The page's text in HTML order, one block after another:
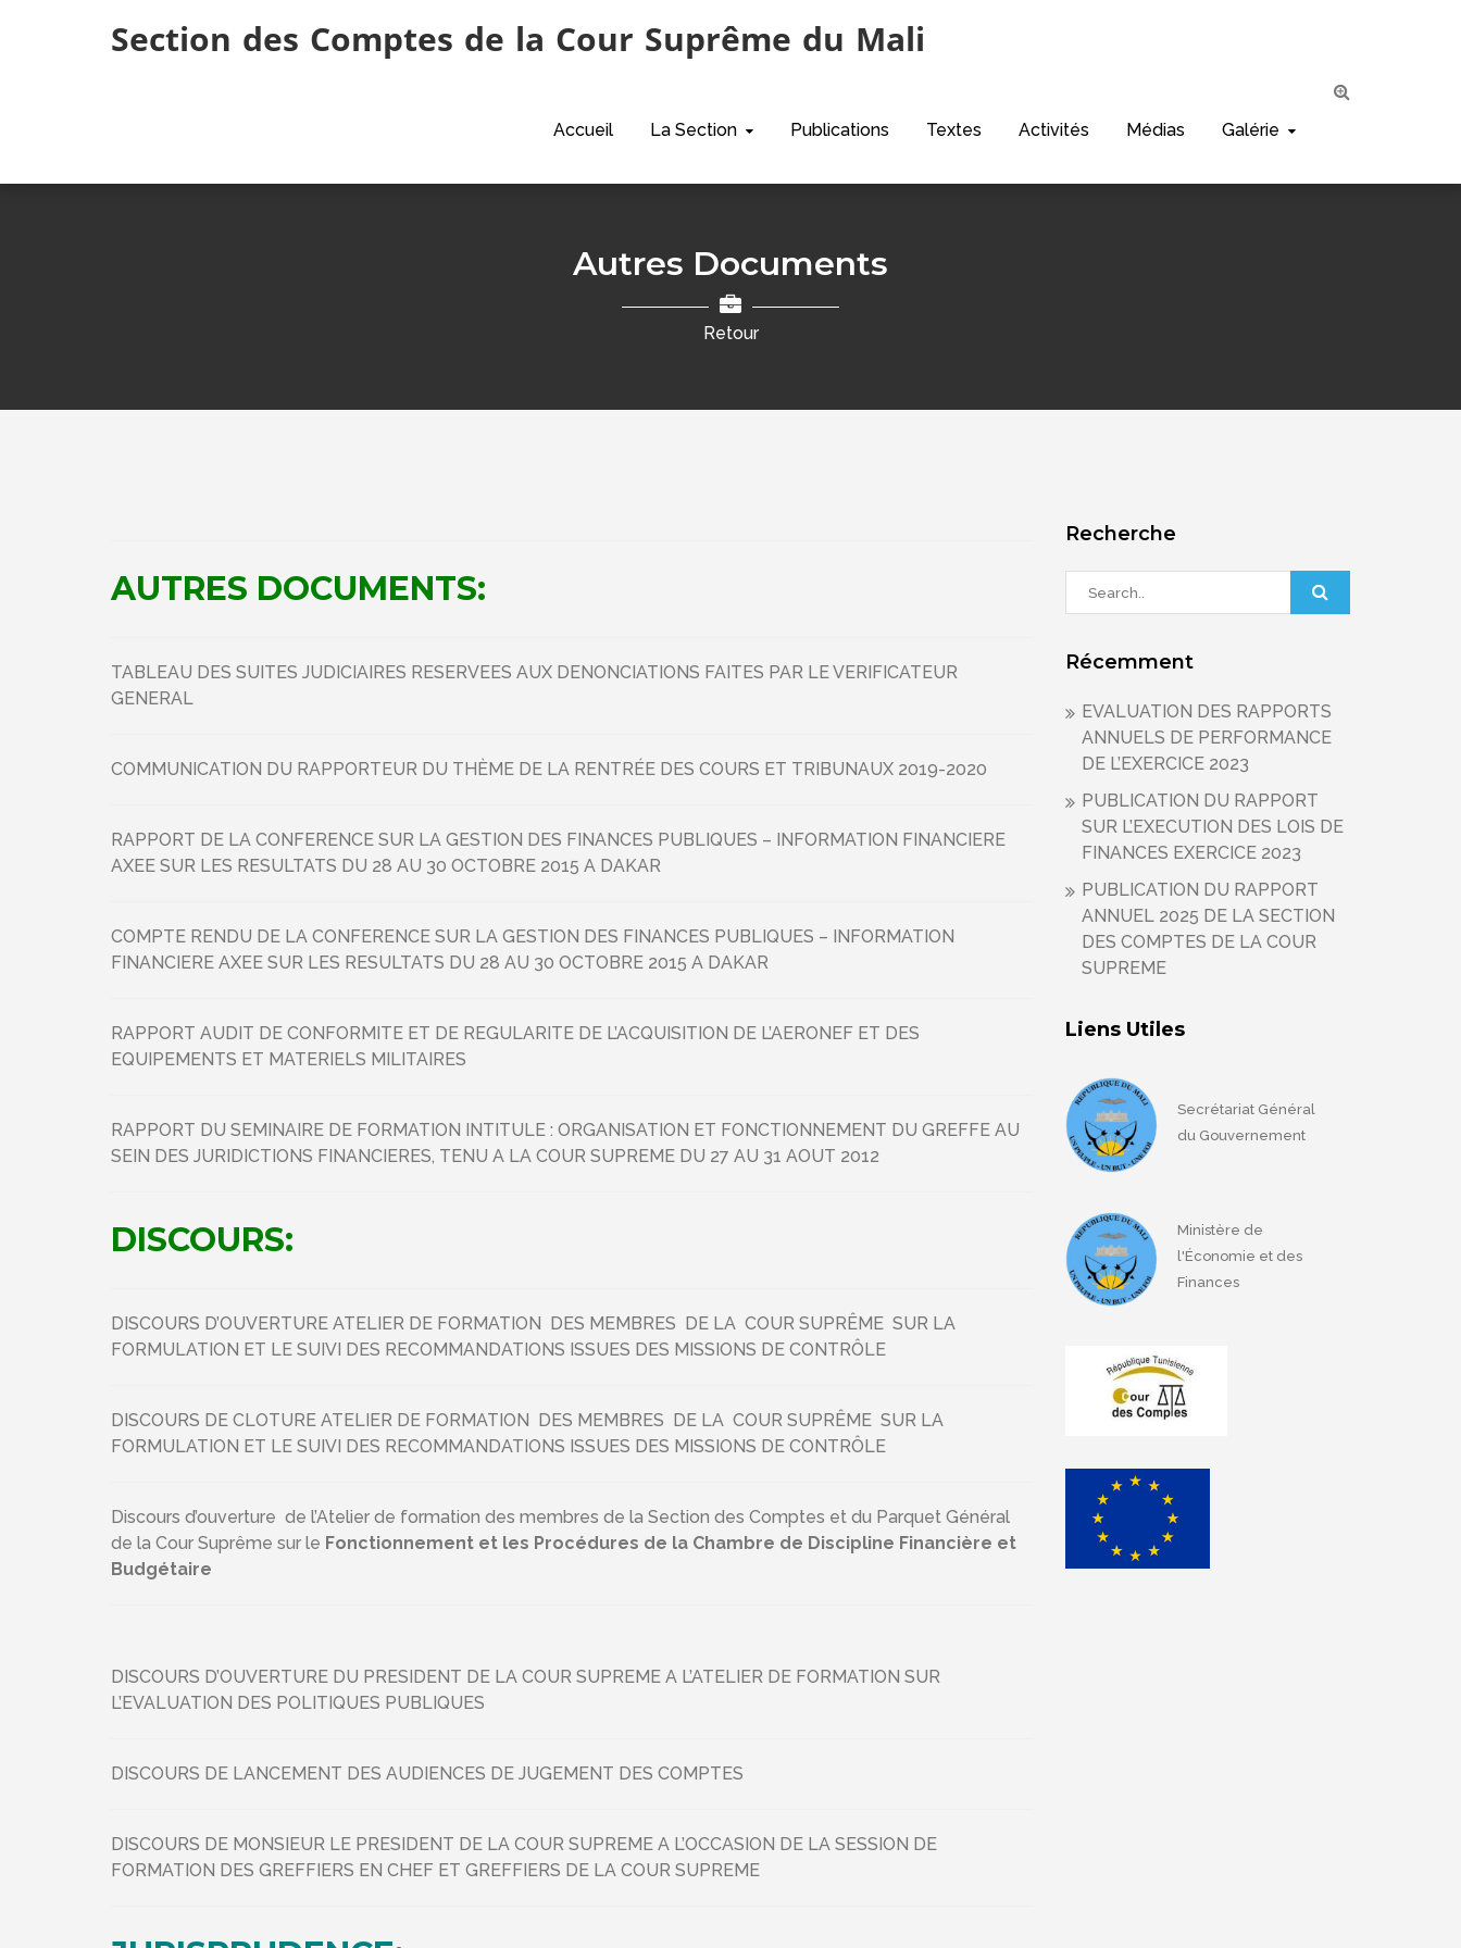
Section des Comptes de la Cour Suprême du Mali
Accueil La Section Publications Textes Activités Médias Galérie
Autres Documents
Retour
AUTRES DOCUMENTS:
TABLEAU DES SUITES JUDICIAIRES RESERVEES AUX DENONCIATIONS FAITES PAR LE VERIFICATEUR
GENERAL
COMMUNICATION DU RAPPORTEUR DU THÈME DE LA RENTRÉE DES COURS ET TRIBUNAUX 2019-2020
RAPPORT DE LA CONFERENCE SUR LA GESTION DES FINANCES PUBLIQUES – INFORMATION FINANCIERE
AXEE SUR LES RESULTATS DU 28 AU 30 OCTOBRE 2015 A DAKAR
COMPTE RENDU DE LA CONFERENCE SUR LA GESTION DES FINANCES PUBLIQUES – INFORMATION
FINANCIERE AXEE SUR LES RESULTATS DU 28 AU 30 OCTOBRE 2015 A DAKAR
RAPPORT AUDIT DE CONFORMITE ET DE REGULARITE DE L’ACQUISITION DE L’AERONEF ET DES
EQUIPEMENTS ET MATERIELS MILITAIRES
RAPPORT DU SEMINAIRE DE FORMATION INTITULE : ORGANISATION ET FONCTIONNEMENT DU GREFFE AU
SEIN DES JURIDICTIONS FINANCIERES, TENU A LA COUR SUPREME DU 27 AU 31 AOUT 2012
DISCOURS:
DISCOURS D’OUVERTURE ATELIER DE FORMATION DES MEMBRES DE LA COUR SUPRÊME SUR LA
FORMULATION ET LE SUIVI DES RECOMMANDATIONS ISSUES DES MISSIONS DE CONTRÔLE
DISCOURS DE CLOTURE ATELIER DE FORMATION DES MEMBRES DE LA COUR SUPRÊME SUR LA
FORMULATION ET LE SUIVI DES RECOMMANDATIONS ISSUES DES MISSIONS DE CONTRÔLE
Discours d’ouverture de l’Atelier de formation des membres de la Section des Comptes et du Parquet Général
de la Cour Suprême sur le Fonctionnement et les Procédures de la Chambre de Discipline Financière et
Budgétaire
DISCOURS D’OUVERTURE DU PRESIDENT DE LA COUR SUPREME A L’ATELIER DE FORMATION SUR
L’EVALUATION DES POLITIQUES PUBLIQUES
DISCOURS DE LANCEMENT DES AUDIENCES DE JUGEMENT DES COMPTES
DISCOURS DE MONSIEUR LE PRESIDENT DE LA COUR SUPREME A L’OCCASION DE LA SESSION DE
FORMATION DES GREFFIERS EN CHEF ET GREFFIERS DE LA COUR SUPREME
Recherche
Récemment
EVALUATION DES RAPPORTS
ANNUELS DE PERFORMANCE
DE L’EXERCICE 2023
PUBLICATION DU RAPPORT
SUR L’EXECUTION DES LOIS DE
FINANCES EXERCICE 2023
PUBLICATION DU RAPPORT
ANNUEL 2025 DE LA SECTION
DES COMPTES DE LA COUR
SUPREME
Liens Utiles
Secrétariat Général
du Gouvernement
Ministère de
l'Économie et des
Finances